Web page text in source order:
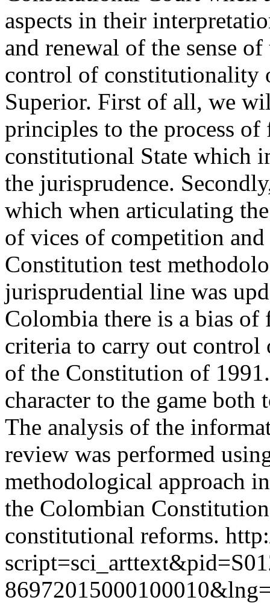
aspects in their
and renewal of the sense
control of constitutionality
Superior. First of all, we
principles to the process
constitutional State which
the jurisprudence.
which when articulating
of vices of competition
Constitution test
jurisprudential line was
Colombia there is a bias of
criteria to carry out
of the Constitution of
character to the game both
The analysis of the
review was performed
methodological approach
the Colombian
constitutional reforms.